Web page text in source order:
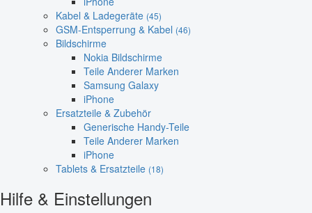
Kabel & Ladegeräte (45)
GSM-Entsperrung & Kabel (46)
Bildschirme
Nokia Bildschirme
Teile Anderer Marken
Samsung Galaxy
iPhone
Ersatzteile & Zubehör
Generische Handy-Teile
Teile Anderer Marken
iPhone
Tablets & Ersatzteile (18)
Hilfe & Einstellungen